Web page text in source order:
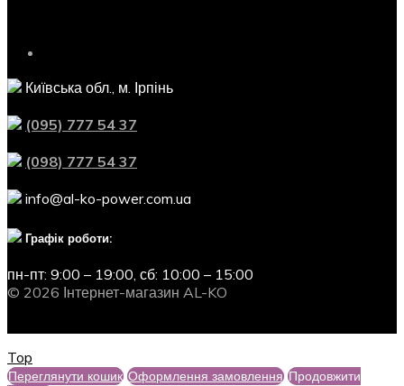
Київська обл., м. Ірпінь
(095) 777 54 37
(098) 777 54 37
info@al-ko-power.com.ua
Графік роботи:
пн-пт: 9:00 – 19:00, сб: 10:00 – 15:00
© 2026 Інтернет-магазин AL-KO
Top
Переглянути кошик Оформлення замовлення Продовжити